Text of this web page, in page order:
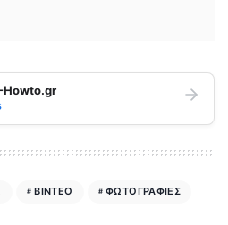
Howto.gr
ΒΙΝΤΕΟ ΦΩΤΟΓΡΑΦΙΕΣ